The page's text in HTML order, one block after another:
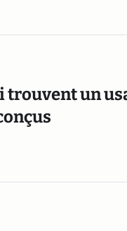
trouvent un